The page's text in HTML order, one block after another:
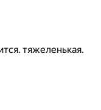
тяжеленькая.